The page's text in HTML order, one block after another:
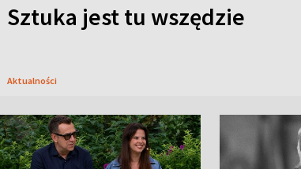
Sztuka jest tu wszędzie
Aktualności